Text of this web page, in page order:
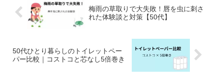
梅雨の草取りで大失敗！唇を虫に刺さ
れた体験談と対策【50代】
50代ひとり暮らしのトイレットペー
パー比較｜コストコと芯なし5倍巻き